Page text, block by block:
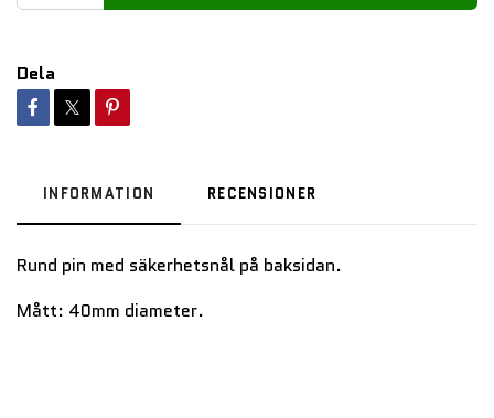
Dela
INFORMATION RECENSIONER
Rund pin med säkerhetsnål på baksidan.
Mått: 40mm diameter.